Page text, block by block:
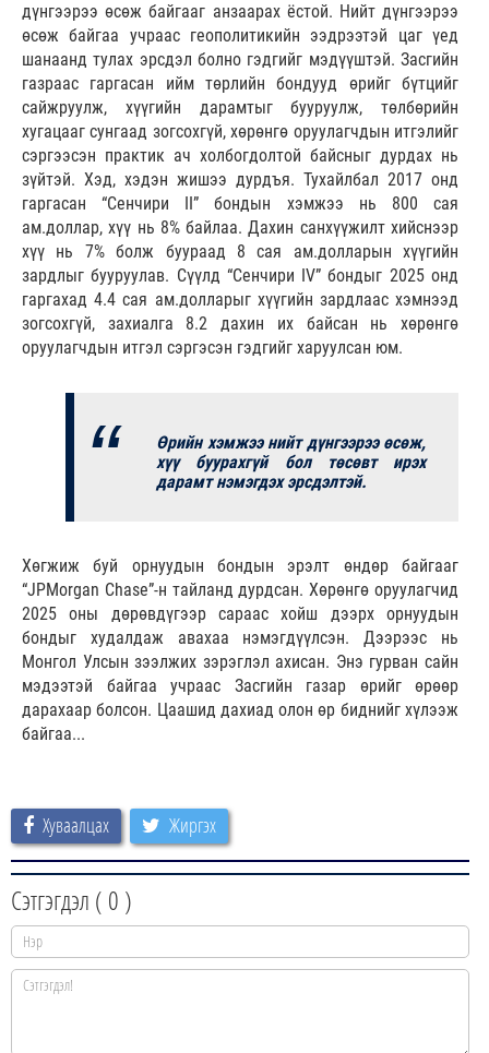
дүнгээрээ өсөж байгааг анзаарах ёстой. Нийт дүнгээрээ
өсөж байгаа учраас геополитикийн ээдрээтэй цаг үед
шанаанд тулах эрсдэл болно гэдгийг мэдүүштэй. Засгийн
газраас гаргасан ийм төрлийн бондууд өрийг бүтцийг
сайжруулж, хүүгийн дарамтыг бууруулж, төлбөрийн
хугацааг сунгаад зогсохгүй, хөрөнгө оруулагчдын итгэлийг
сэргээсэн практик ач холбогдолтой байсныг дурдах нь
зүйтэй. Хэд, хэдэн жишээ дурдъя. Тухайлбал 2017 онд
гаргасан “Сенчири II” бондын хэмжээ нь 800 сая
ам.доллар, хүү нь 8% байлаа. Дахин санхүүжилт хийснээр
хүү нь 7% болж буураад 8 сая ам.долларын хүүгийн
зардлыг бууруулав. Сүүлд “Сенчири IV” бондыг 2025 онд
гаргахад 4.4 сая ам.долларыг хүүгийн зардлаас хэмнээд
зогсохгүй, захиалга 8.2 дахин их байсан нь хөрөнгө
оруулагчдын итгэл сэргэсэн гэдгийг харуулсан юм.
Өрийн хэмжээ нийт дүнгээрээ өсөж,
хүү буурахгүй бол төсөвт ирэх
дарамт нэмэгдэх эрсдэлтэй.
Хөгжиж буй орнуудын бондын эрэлт өндөр байгааг
“JPMorgan Chase”-н тайланд дурдсан. Хөрөнгө оруулагчид
2025 оны дөрөвдүгээр сараас хойш дээрх орнуудын
бондыг худалдаж авахаа нэмэгдүүлсэн. Дээрээс нь
Монгол Улсын зээлжих зэрэглэл ахисан. Энэ гурван сайн
мэдээтэй байгаа учраас Засгийн газар өрийг өрөөр
дарахаар болсон. Цаашид дахиад олон өр биднийг хүлээж
байгаа...
Хуваалцах Жиргэх
Сэтгэгдэл ( 0 )